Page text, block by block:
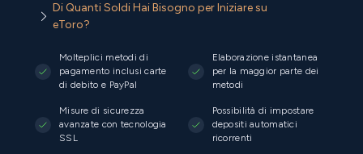
Di Quanti Soldi Hai Bisogno per Iniziare su
eToro?
Molteplici metodi di
pagamento inclusi carte
di debito e PayPal
Elaborazione istantanea
per la maggior parte dei
metodi
Misure di sicurezza
avanzate con tecnologia
SSL
Possibilità di impostare
depositi automatici
ricorrenti